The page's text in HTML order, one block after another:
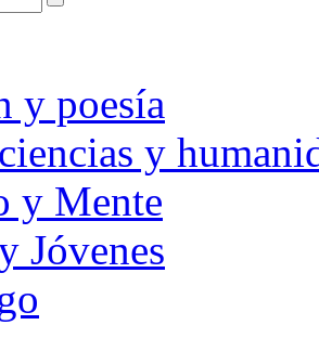
y poesía
y
y Mente
Jóvenes